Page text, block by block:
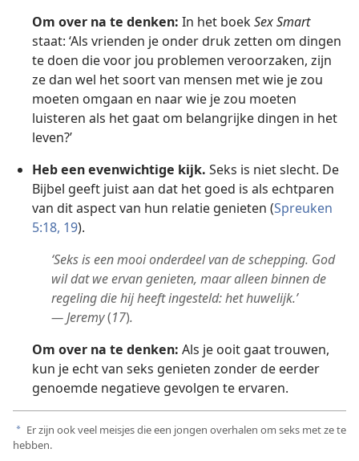
Om over na te denken: In het boekSex Smart
staat: ‘Als vrienden je onder druk zetten om dingen
te doen die voor jou problemen veroorzaken, zijn
ze dan wel het soort van mensen met wie je zou
moeten omgaan en naar wie je zou moeten
luisteren als het gaat om belangrijke dingen in het
leven?’
Heb een evenwichtige kijk. Seks is niet slecht. De
Bijbel geeft juist aan dat het goed is als echtparen
van dit aspect van hun relatie genieten (Spreuken
5:18, 19).
‘Seks is een mooi onderdeel van de schepping. God
wil dat we ervan genieten, maar alleen binnen de
regeling die hij heeft ingesteld: het huwelijk.’
— Jeremy(17).
Om over na te denken: Als je ooit gaat trouwen,
kun je echt van seks genieten zonder de eerder
genoemde negatieve gevolgen te ervaren.
a Er zijn ook veel meisjes die een jongen overhalen om seks met ze te
hebben.